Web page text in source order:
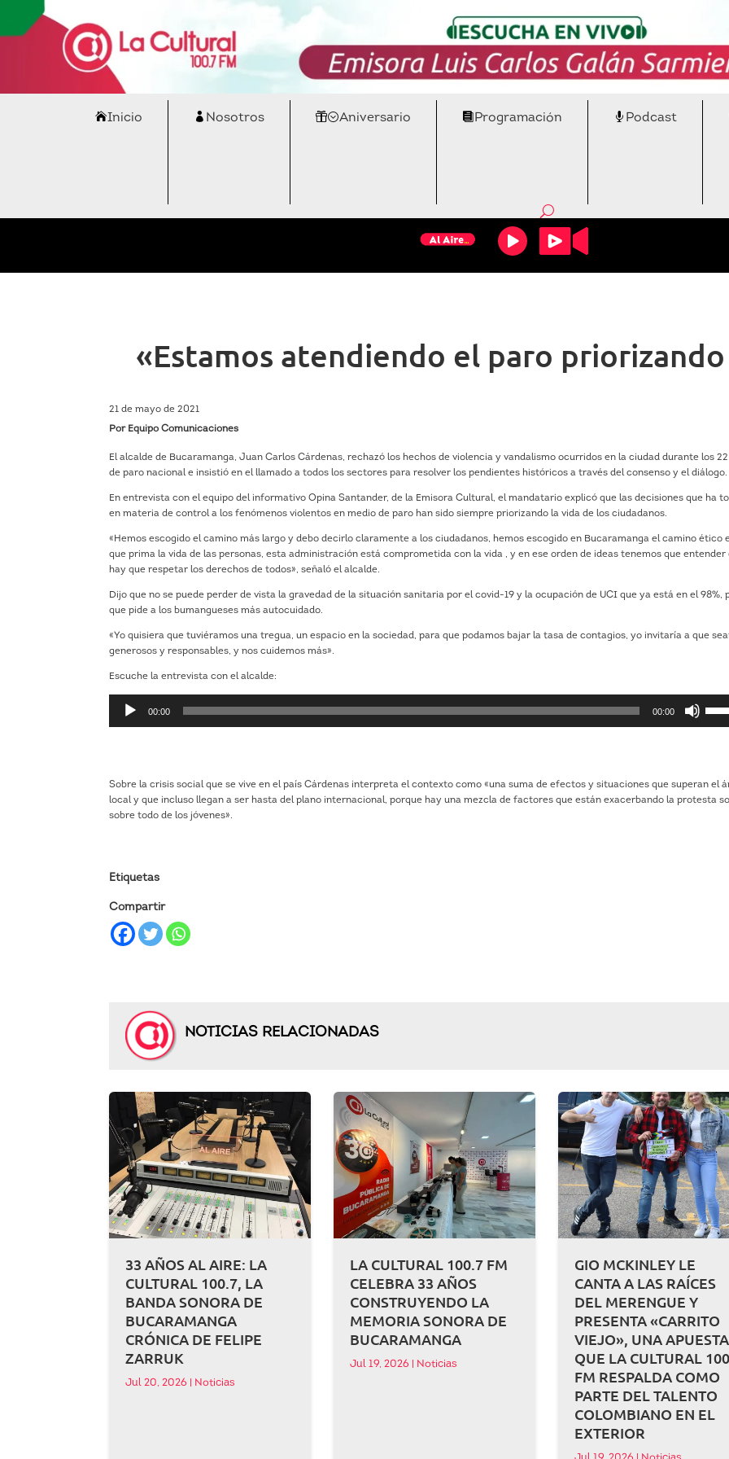
Inicio Nosotros Aniversario Programación Podcast
«Estamos atendiendo el paro
21 de mayo de 2021
Por Equipo Comunicaciones
El alcalde de Bucaramanga, Juan Carlos Cárdenas, rechazó los hechos de violencia y vandalismo ocurridos en la ciudad durante los
de paro nacional e insistió en el llamado a todos los sectores para resolver los pendientes históricos a través del consenso y el diálogo.
En entrevista con el equipo del informativo Opina Santander, de la Emisora Cultural, el mandatario explicó que las decisiones que ha
en materia de control a los fenómenos violentos en medio de paro han sido siempre priorizando la vida de los ciudadanos.
«Hemos escogido el camino más largo y debo decirlo claramente a los ciudadanos, hemos escogido en Bucaramanga el camino ético
que prima la vida de las personas, esta administración está comprometida con la vida , y en ese orden de ideas tenemos que entender
hay que respetar los derechos de todos», señaló el alcalde.
Dijo que no se puede perder de vista la gravedad de la situación sanitaria por el covid-19 y la ocupación de UCI que ya está en el 98%,
que pide a los bumangueses más autocuidado.
«Yo quisiera que tuviéramos una tregua, un espacio en la sociedad, para que podamos bajar la tasa de contagios, yo invitaría a que
generosos y responsables, y nos cuidemos más».
Escuche la entrevista con el alcalde:
00:00 00:00
las
Sobre la crisis social que se vive en el país Cárdenas interpreta el contexto como «una suma de efectos y situaciones que superan el
local y que incluso llegan a ser hasta del plano internacional, porque hay una mezcla de factores que están exacerbando la protesta
sobre todo de los jóvenes».
Etiquetas
Compartir
NOTICIAS RELACIONADAS
33 AÑOS AL AIRE: LA
CULTURAL 100.7, LA
BANDA SONORA DE
BUCARAMANGA
CRÓNICA DE FELIPE
ZARRUK
Jul 20, 2026 Noticias
LA CULTURAL 100.7 FM
CELEBRA 33 AÑOS
CONSTRUYENDO LA
MEMORIA SONORA DE
BUCARAMANGA
Jul 19, 2026 Noticias
GIO MCKINLEY LE
CANTA A LAS RAÍCES
DEL MERENGUE Y
PRESENTA «CARRITO
VIEJO», UNA APUESTA
QUE LA CULTURAL
FM RESPALDA COMO
PARTE DEL TALENTO
COLOMBIANO EN EL
EXTERIOR